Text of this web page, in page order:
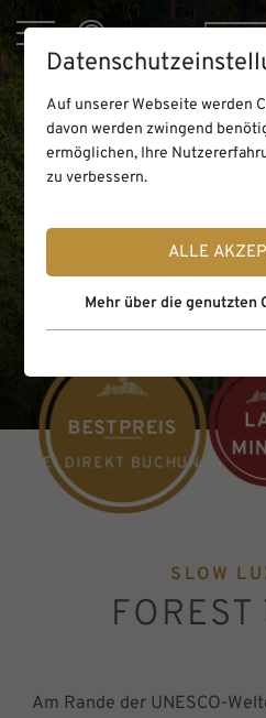
Home Unterkünfte
BESTPREIS
BEI DIREKT BUCHUNG
SLOW
FOREST
Am Rande der UNESCO-
Auf unserer Webseite werden
davon werden zwingend
ermöglichen, Ihre
zu verbessern.
ALLE
Mehr über die genutzten